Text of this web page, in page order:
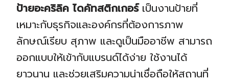
ป้ายอะคริลิค ไดคัทสติกเกอร์เป็นงานป้ายที่
เหมาะกับธุรกิจและองค์กรที่ต้องการภาพ
ลักษณ์เรียบ สุภาพ และดูเป็นมืออาชีพ สามารถ
ออกแบบให้เข้ากับแบรนด์ได้ง่าย ใช้งานได้
ยาวนาน และช่วยเสริมความน่าเชื่อถือให้สถานที่